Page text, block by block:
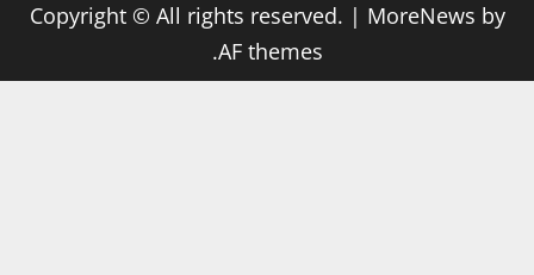
Copyright © All rights reserved. | MoreNews by
AF themes.